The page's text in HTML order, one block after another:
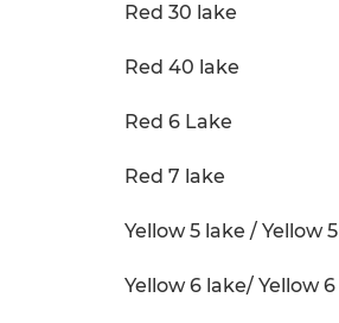
Red 30 lake
Red 40 lake
Red 6 Lake
Red 7 lake
Yellow 5 lake / Yellow 5
Yellow 6 lake/ Yellow 6